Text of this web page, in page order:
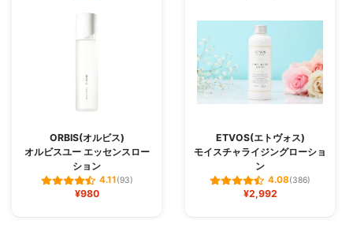
ORBIS(オルビス)
オルビスユー エッセンスロー
ション
4.11(93)
¥980
ETVOS(エトヴォス)
モイスチャライジングローショ
ン
4.08(386)
¥2,992